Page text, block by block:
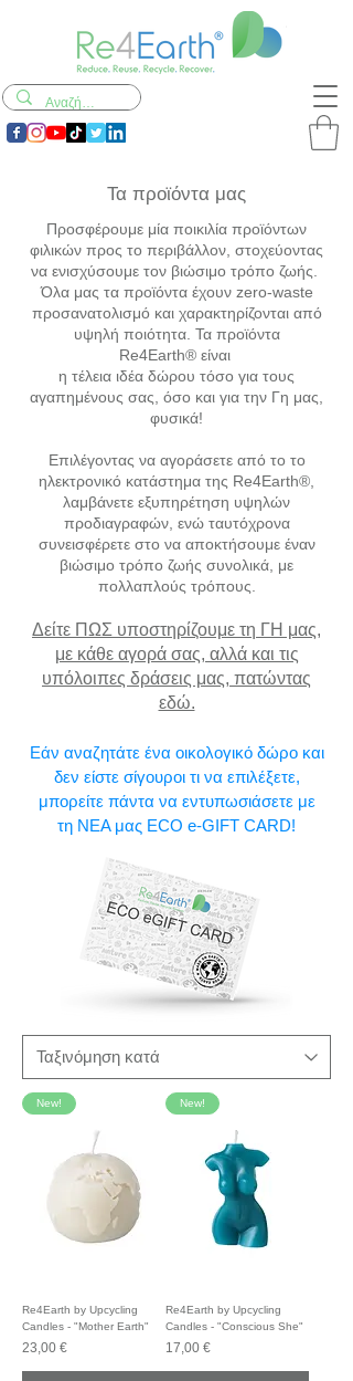
Τα προϊόντα μας
Προσφέρουμε μία ποικιλία προϊόντων
φιλικών προς το περιβάλλον, στοχεύοντας
να ενισχύσουμε τον βιώσιμο τρόπο ζωής.
Όλα μας τα προϊόντα έχουν zero-waste
προσανατολισμό και χαρακτηρίζονται από
υψηλή ποιότητα. Τα προϊόντα
Re4Earth®είναι
η τέλεια ιδέα δώρου τόσο για τους
αγαπημένους σας, όσο και για την Γη μας,
φυσικά!
Επιλέγοντας να αγοράσετε από το το
ηλεκτρονικό κατάστημα της Re4Earth®,
λαμβάνετε εξυπηρέτηση υψηλών
προδιαγραφών, ενώ ταυτόχρονα
συνεισφέρετε στο να αποκτήσουμε έναν
βιώσιμο τρόπο ζωής συνολικά, με
πολλαπλούς τρόπους.
Δείτε ΠΩΣ υποστηρίζουμε τη ΓΗ μας,
με κάθε αγορά σας, αλλά και τις
υπόλοιπες δράσεις μας, πατώντας
εδώ.
Εάν αναζητάτε ένα οικολογικό δώρο και
δεν είστε σίγουροι τι να επιλέξετε,
μπορείτε πάντα να εντυπωσιάσετε με
τη ΝΕΑ μας ECO e-GIFT CARD!
New!
Re4Earth by Upcycling
Candles - "Mother Earth"
Τιμή
23,00 €
New!
Re4Earth by Upcycling
Candles - "Conscious She"
Τιμή
17,00 €